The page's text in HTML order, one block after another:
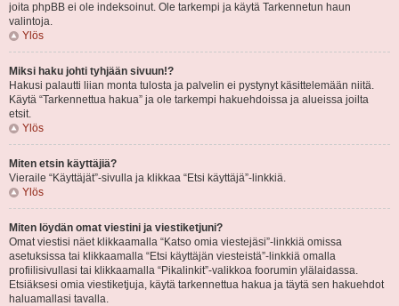
joita phpBB ei ole indeksoinut. Ole tarkempi ja käytä Tarkennetun haun
valintoja.
Ylös
Miksi haku johti tyhjään sivuun!?
Hakusi palautti liian monta tulosta ja palvelin ei pystynyt käsittelemään niitä.
Käytä “Tarkennettua hakua” ja ole tarkempi hakuehdoissa ja alueissa joilta
etsit.
Ylös
Miten etsin käyttäjiä?
Vieraile “Käyttäjät”-sivulla ja klikkaa “Etsi käyttäjä”-linkkiä.
Ylös
Miten löydän omat viestini ja viestiketjuni?
Omat viestisi näet klikkaamalla “Katso omia viestejäsi”-linkkiä omissa
asetuksissa tai klikkaamalla “Etsi käyttäjän viesteistä”-linkkiä omalla
profiilisivullasi tai klikkaamalla “Pikalinkit”-valikkoa foorumin ylälaidassa.
Etsiäksesi omia viestiketjuja, käytä tarkennettua hakua ja täytä sen hakuehdot
haluamallasi tavalla.